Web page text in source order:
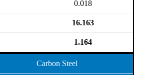
0.018
16.163
1.164
Carbon Steel